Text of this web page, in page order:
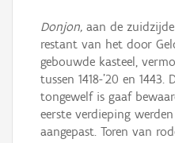
Donjon, aan de
restant van het door
gebouwde kasteel,
tussen 1418-'20 en
tongewelf is gaaf
eerste verdieping
aangepast. Toren van